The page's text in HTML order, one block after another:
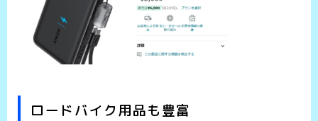
ロードバイク用品も豊富